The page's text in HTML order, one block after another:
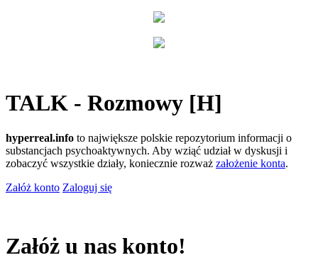
TALK - Rozmowy [H]
hyperreal.info to największe polskie repozytorium informacji o
substancjach psychoaktywnych. Aby wziąć udział w dyskusji i
zobaczyć wszystkie działy, koniecznie rozważ założenie konta.
Załóż konto Zaloguj się
Załóż u nas konto!